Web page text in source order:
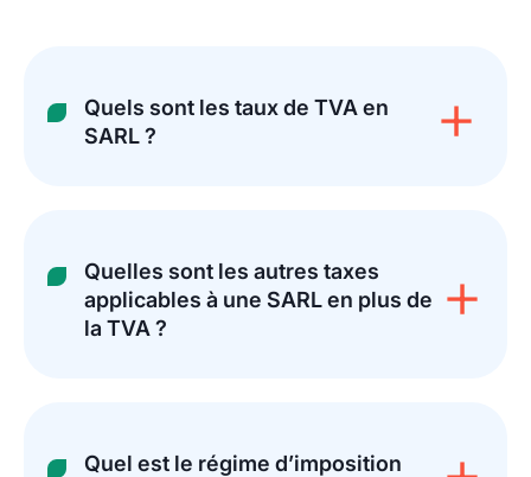
Quels sont les taux de TVA en
SARL ?
Quelles sont les autres taxes
applicables à une SARL en plus de
la TVA ?
Quel est le régime d’imposition